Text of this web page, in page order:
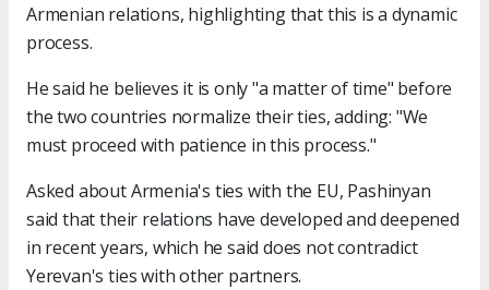
Armenian relations, highlighting that this is a dynamic
process.
He said he believes it is only "a matter of time" before
the two countries normalize their ties, adding: "We
must proceed with patience in this process."
Asked about Armenia's ties with the EU, Pashinyan
said that their relations have developed and deepened
in recent years, which he said does not contradict
Yerevan's ties with other partners.